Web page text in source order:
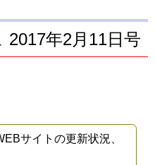
年2月11日号
サイトの更新状況、